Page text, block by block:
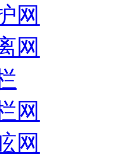
网
网
网
网